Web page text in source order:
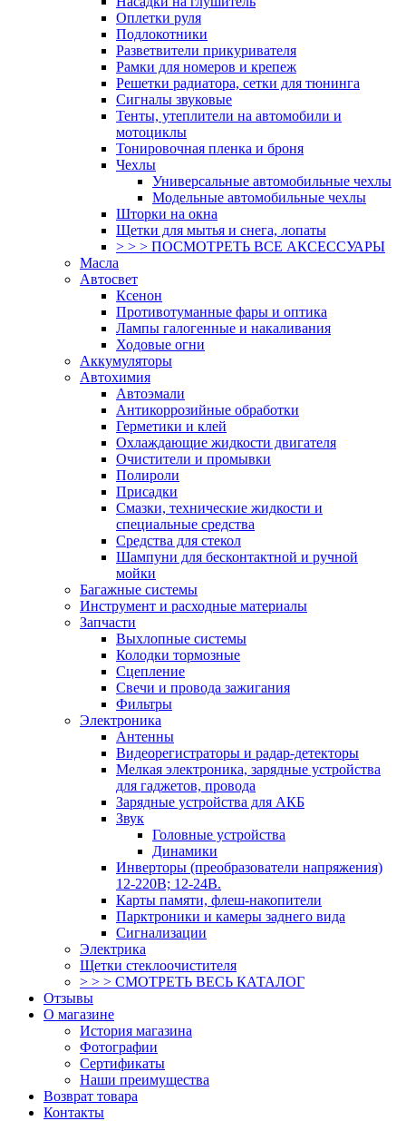
Оплетки руля
Подлокотники
Разветвители прикуривателя
Рамки для номеров и крепеж
Решетки радиатора, сетки для тюнинга
Сигналы звуковые
Тенты, утеплители на автомобили и
мотоциклы
Тонировочная пленка и броня
Чехлы
Универсальные автомобильные чехлы
Модельные автомобильные чехлы
Шторки на окна
Щетки для мытья и снега, лопаты
> > > ПОСМОТРЕТЬ ВСЕ АКСЕССУАРЫ
Масла
Автосвет
Ксенон
Противотуманные фары и оптика
Лампы галогенные и накаливания
Ходовые огни
Аккумуляторы
Автохимия
Автоэмали
Антикоррозийные обработки
Герметики и клей
Охлаждающие жидкости двигателя
Очистители и промывки
Полироли
Присадки
Смазки, технические жидкости и
специальные средства
Средства для стекол
Шампуни для бесконтактной и ручной
мойки
Багажные системы
Инструмент и расходные материалы
Запчасти
Выхлопные системы
Колодки тормозные
Сцепление
Свечи и провода зажигания
Фильтры
Электроника
Антенны
Видеорегистраторы и радар-детекторы
Мелкая электроника, зарядные устройства
для гаджетов, провода
Зарядные устройства для АКБ
Звук
Головные устройства
Динамики
Инверторы (преобразователи напряжения)
12-220В; 12-24В.
Карты памяти, флеш-накопители
Парктроники и камеры заднего вида
Сигнализации
Электрика
Щетки стеклоочистителя
> > > СМОТРЕТЬ ВЕСЬ КАТАЛОГ
Отзывы
О магазине
История магазина
Фотографии
Сертификаты
Наши преимущества
Возврат товара
Контакты